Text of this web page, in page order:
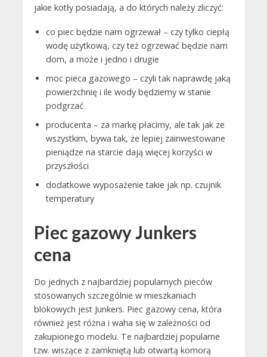
jakie kotły posiadają, a do których należy zliczyć:
co piec będzie nam ogrzewał – czy tylko ciepłą
wodę użytkową, czy też ogrzewać będzie nam
dom, a może i jedno i drugie
moc pieca gazowego – czyli tak naprawdę jaką
powierzchnię i ile wody będziemy w stanie
podgrzać
producenta – za markę płacimy, ale tak jak ze
wszystkim, bywa tak, że lepiej zainwestowane
pieniądze na starcie dają więcej korzyści w
przyszłości
dodatkowe wyposażenie takie jak np. czujnik
temperatury
Piec gazowy Junkers
cena
Do jednych z najbardziej popularnych pieców
stosowanych szczególnie w mieszkaniach
blokowych jest Junkers. Piec gazowy cena, która
również jest różna i waha się w zależności od
zakupionego modelu. Te najbardziej popularne
tzw. wiszące z zamkniętą lub otwartą komorą